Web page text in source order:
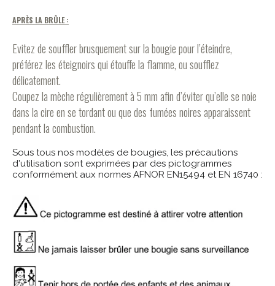
APRÈS LA BRÛLE :
Evitez de souffler brusquement sur la bougie pour l’éteindre,
préférez les éteignoirs qui étouffe la flamme, ou soufflez
délicatement.
Coupez la mèche régulièrement à 5 mm afin d’éviter qu’elle se noie
dans la cire en se tordant ou que des fumées noires apparaissent
pendant la combustion.
Sous tous nos modèles de bougies, les précautions
d'utilisation sont exprimées par des pictogrammes
conformément aux normes AFNOR EN15494 et EN 16740 :